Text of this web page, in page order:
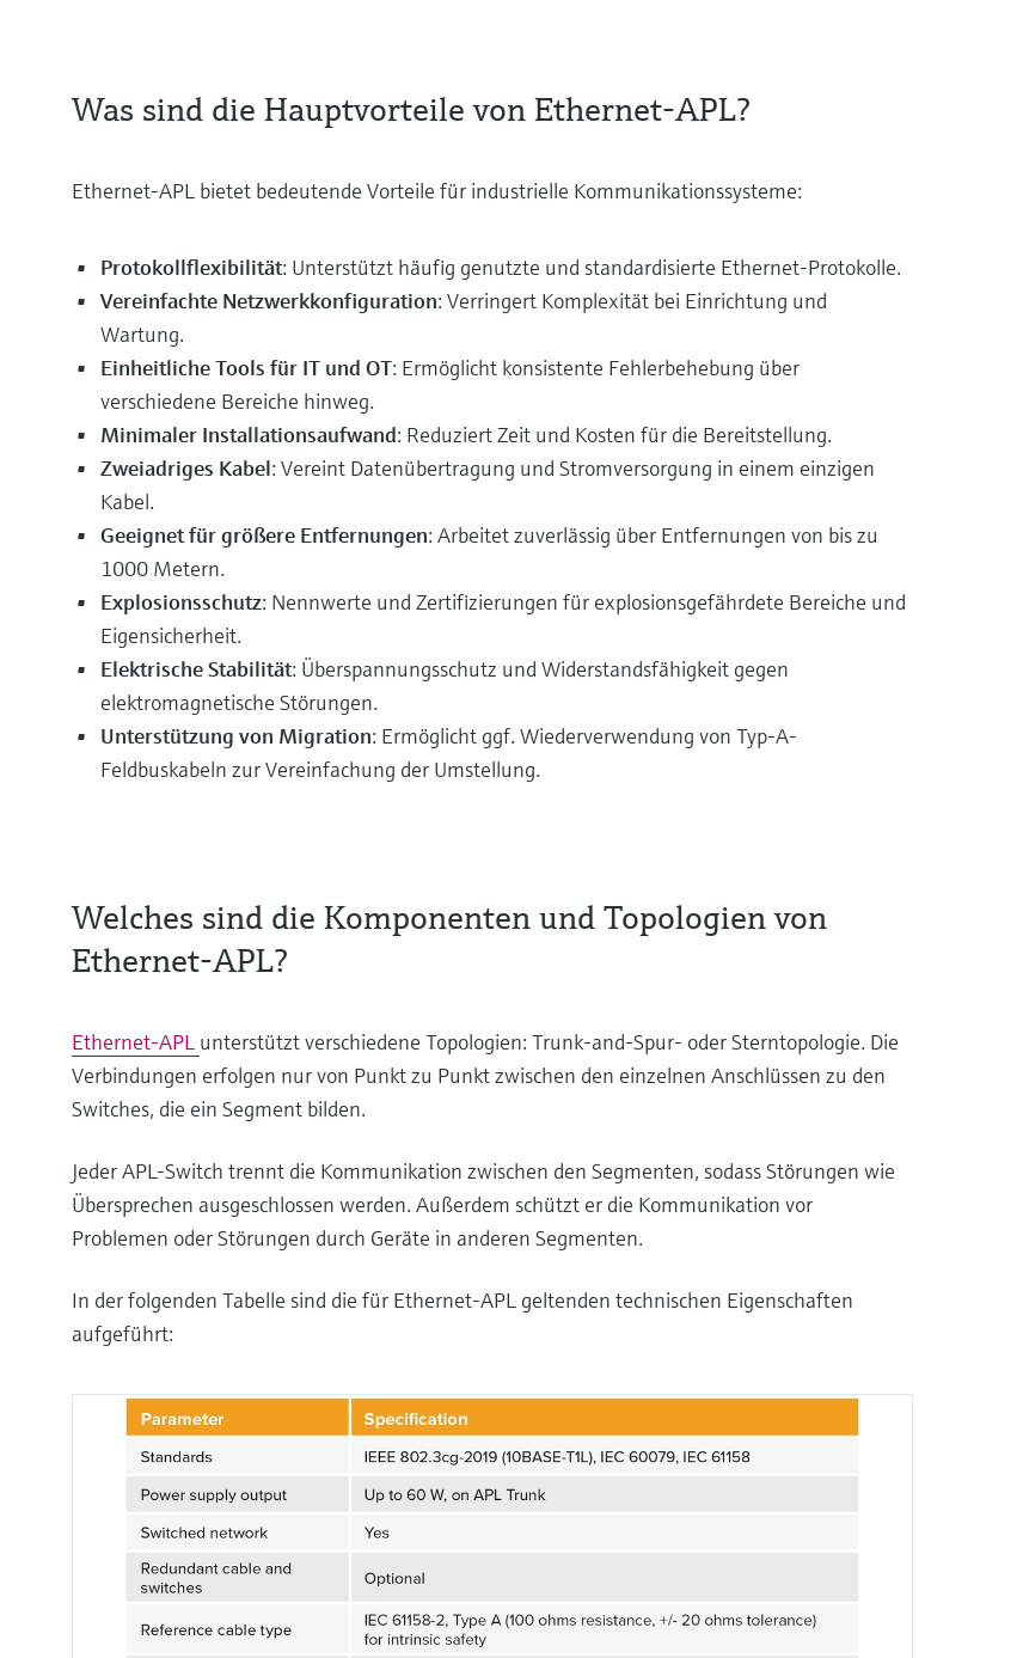
Was sind die Hauptvorteile von Ethernet-APL?
Ethernet-APL bietet bedeutende Vorteile für industrielle Kommunikationssysteme:
Protokollflexibilität: Unterstützt häufig genutzte und standardisierte Ethernet-Protokolle.
Vereinfachte Netzwerkkonfiguration: Verringert Komplexität bei Einrichtung und
Wartung.
Einheitliche Tools für IT und OT: Ermöglicht konsistente Fehlerbehebung über
verschiedene Bereiche hinweg.
Minimaler Installationsaufwand: Reduziert Zeit und Kosten für die Bereitstellung.
Zweiadriges Kabel: Vereint Datenübertragung und Stromversorgung in einem einzigen
Kabel.
Geeignet für größere Entfernungen: Arbeitet zuverlässig über Entfernungen von bis zu
1000 Metern.
Explosionsschutz: Nennwerte und Zertifizierungen für explosionsgefährdete Bereiche und
Eigensicherheit.
Elektrische Stabilität: Überspannungsschutz und Widerstandsfähigkeit gegen
elektromagnetische Störungen.
Unterstützung von Migration: Ermöglicht ggf. Wiederverwendung von Typ-A-
Feldbuskabeln zur Vereinfachung der Umstellung.
Welches sind die Komponenten und Topologien von
Ethernet-APL?
Ethernet-APL unterstützt verschiedene Topologien: Trunk-and-Spur- oder Sterntopologie. Die
Verbindungen erfolgen nur von Punkt zu Punkt zwischen den einzelnen Anschlüssen zu den
Switches, die ein Segment bilden.
Jeder APL-Switch trennt die Kommunikation zwischen den Segmenten, sodass Störungen wie
Übersprechen ausgeschlossen werden. Außerdem schützt er die Kommunikation vor
Problemen oder Störungen durch Geräte in anderen Segmenten.
In der folgenden Tabelle sind die für Ethernet-APL geltenden technischen Eigenschaften
aufgeführt: